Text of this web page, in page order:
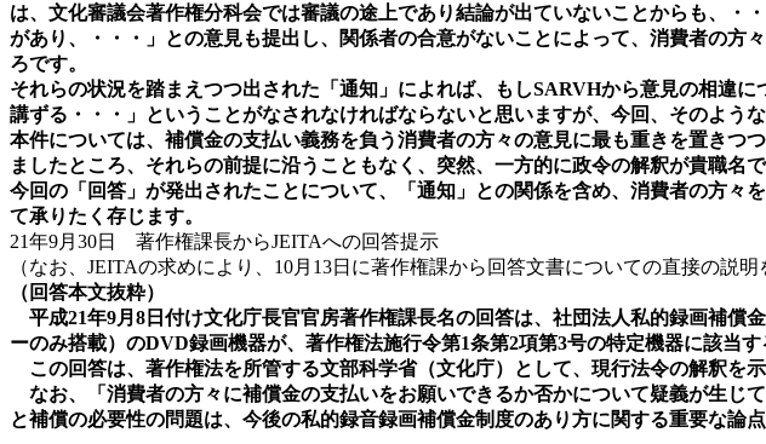
は、文化審議会著作権分科会では審議の途上であり結論が出ていないことからも、
があり、・・・」との意見も提出し、関係者の合意がないことによって、消費者の方
ろです。
それらの状況を踏まえつつ出された「通知」によれば、もしSARVHから意見の相違
講ずる・・・」ということがなされなければならないと思いますが、今回、そのよう
本件については、補償金の支払い義務を負う消費者の方々の意見に最も重きを置き
ましたところ、それらの前提に沿うこともなく、突然、一方的に政令の解釈が貴職名
今回の「回答」が発出されたことについて、「通知」との関係を含め、消費者の方
て承りたく存じます。
21年9月30日 著作権課長からJEITAへの回答提示
（なお、JEITAの求めにより、10月13日に著作権課から回答文書についての直接の説明
（回答本文抜粋）
平成21年9月8日付け文化庁長官官房著作権課長名の回答は、社団法人私的録画補償
ーのみ搭載）のDVD録画機器が、著作権法施行令第1条第2項第3号の特定機器に該当す
この回答は、著作権法を所管する文部科学省（文化庁）として、現行法令の解釈を
なお、「消費者の方々に補償金の支払いをお願いできるか否かについて疑義が生じ
と補償の必要性の問題は、今後の私的録音録画補償金制度のあり方に関する重要な論